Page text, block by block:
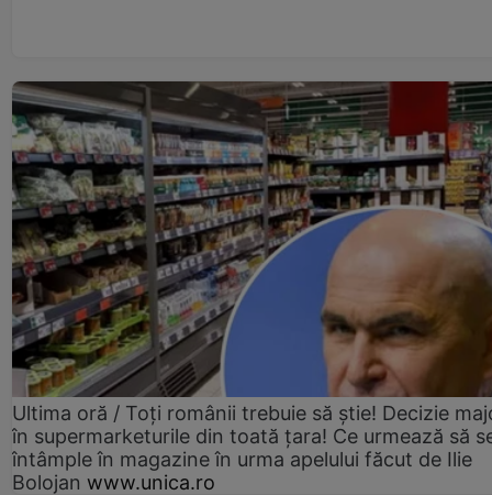
Ultima oră / Toți românii trebuie să știe! Decizie
în supermarketurile din toată țara! Ce urmează să
întâmple în magazine în urma apelului făcut de Ilie
Bolojan www.unica.ro